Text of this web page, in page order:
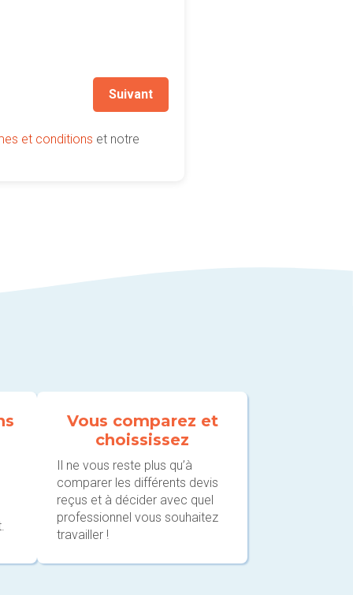
Suivant
et conditions et notre
Vous comparez et
choississez
Il ne vous reste plus qu’à
comparer les différents devis
reçus et à décider avec quel
professionnel vous souhaitez
travailler !